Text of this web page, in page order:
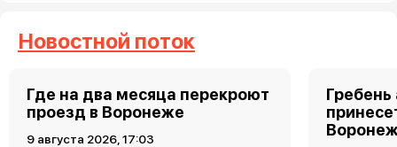
Новостной поток
Где на два месяца перекроют
проезд в Воронеже
9 августа 2026, 17:03